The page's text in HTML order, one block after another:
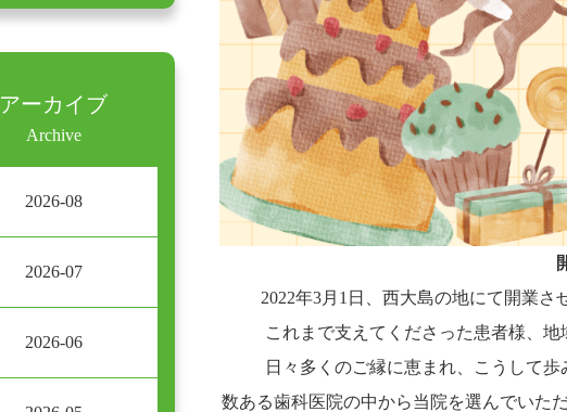
2022年3月1日、西大島の地にて開業さ
これまで支えてくださった患者様、
日々多くのご縁に恵まれ、こうして
数ある歯科医院の中から当院を選んでいた
アーカイブ
Archive
2026-08
2026-07
2026-06